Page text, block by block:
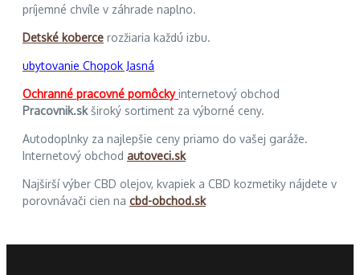
príjemné chvíle v záhrade naplno.
Detské koberce rozžiaria každú izbu.
ubytovanie Chopok Jasná
Ochranné pracovné pomôckyinternetový obchod
Pracovnik.skširoký sortiment za výborné ceny.
Autodoplnky za najlepšie ceny priamo do vašej garáže.
Internetový obchod autoveci.sk
Najširší výber CBD olejov, kvapiek a CBD kozmetiky nájdete v
porovnávači cien na cbd-obchod.sk